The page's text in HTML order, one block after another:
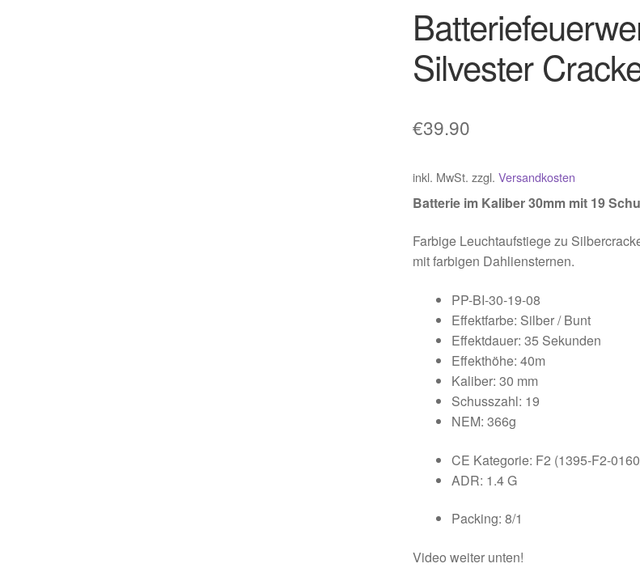
Silvester
€39.90
inkl. MwSt. zzgl.Versandkosten
Batterie im Kaliber 30mm mit 19
Farbige Leuchtaufstiege zu
mit farbigen Dahliensternen.
PP-BI-30-19-08
Effektfarbe: Silber / Bunt
Effektdauer: 35 Sekunden
Effekthöhe: 40m
Kaliber: 30 mm
Schusszahl: 19
NEM: 366g
CE Kategorie: F2 (1395-F2-
ADR: 1.4 G
Packing: 8/1
Video weiter unten!